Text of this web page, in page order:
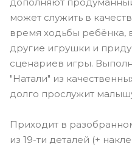
может служить в
время ходьбы ребёнка,
другие игрушки и
сценариев игры.
"Натали" из
долго прослужит
Приходит в
из 19-ти деталей (+